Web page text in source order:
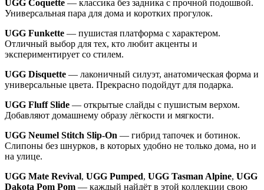
UGG Coquette — классика без задника с прочной подошвой.
Универсальная пара для дома и коротких прогулок.
UGG Funkette — пушистая платформа с характером.
Отличный выбор для тех, кто любит акценты и
экспериментирует со стилем.
UGG Disquette — лаконичный силуэт, анатомическая форма и
универсальные цвета. Прекрасно подойдут для подарка.
UGG Fluff Slide — открытые слайды с пушистым верхом.
Добавляют домашнему образу лёгкости и мягкости.
UGG Neumel Stitch Slip-On — гибрид тапочек и ботинок.
Слипоны без шнурков, в которых удобно не только дома, но и
на улице.
UGG Mate Revival, UGG Pumped, UGG Tasman Alpine, UGG
Dakota Pom Pom — каждый найдёт в этой коллекции свою